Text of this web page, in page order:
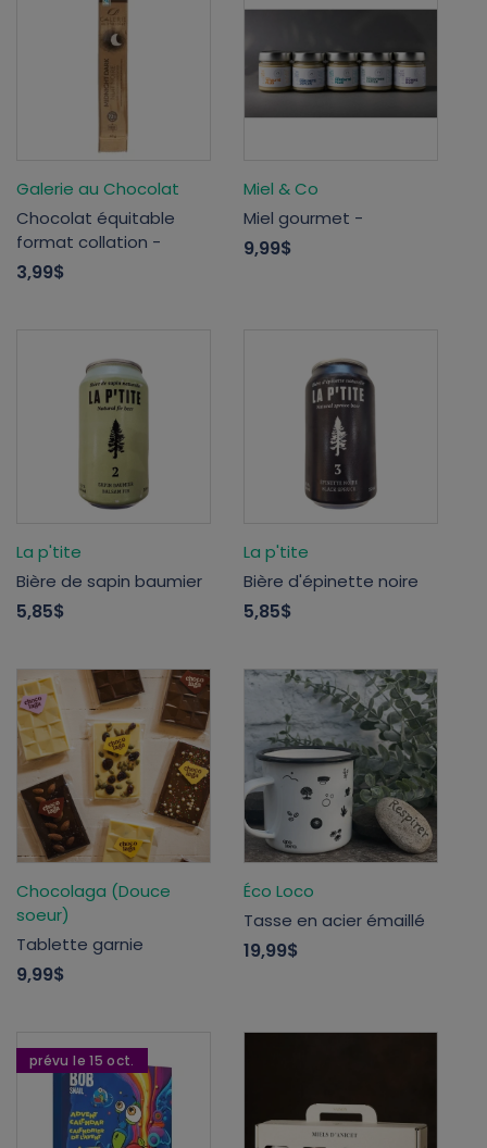
Galerie au Chocolat
Chocolat équitable
format collation -
3,99$
Miel & Co
Miel gourmet -
9,99$
La p'tite
Bière de sapin baumier
5,85$
La p'tite
Bière d'épinette noire
5,85$
Chocolaga (Douce
soeur)
Tablette garnie
9,99$
Éco Loco
Tasse en acier émaillé
19,99$
prévu le 15 oct.